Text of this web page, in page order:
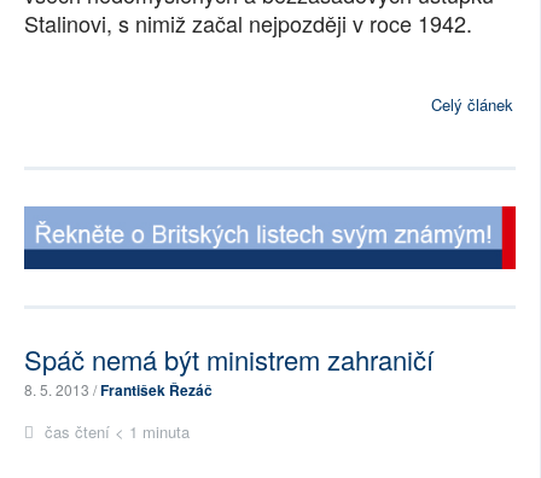
Stalinovi, s nimiž začal nejpozději v roce 1942.
Celý článek
Spáč nemá být ministrem zahraničí
8. 5. 2013 /František Řezáč
čas čtení < 1 minuta